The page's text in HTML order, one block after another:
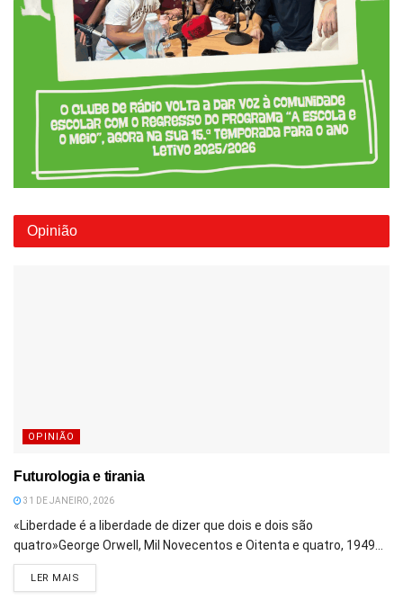
Opinião
OPINIÃO
Futurologia e tirania
31 DE JANEIRO, 2026
«Liberdade é a liberdade de dizer que dois e dois são
quatro»George Orwell, Mil Novecentos e Oitenta e quatro, 1949...
LER MAIS